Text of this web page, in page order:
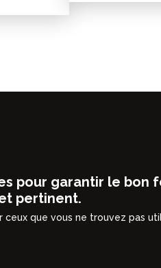
pour garantir le
pertinent.
que vous ne trouvez pas